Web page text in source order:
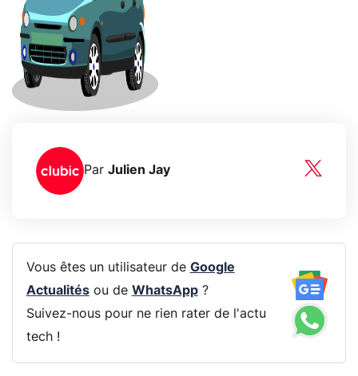
Par Julien Jay
Vous êtes un utilisateur de Google
Actualitésou de WhatsApp?
Suivez-nous pour ne rien rater de l'actu
tech !